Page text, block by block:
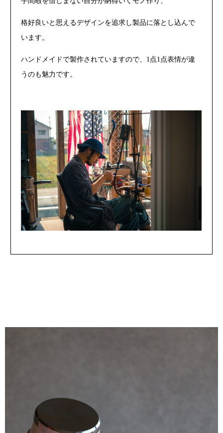
格好良いと思えるデザインを追求し製品に落とし込んで
います。
ハンドメイドで製作されていますので、1点1点表情が違
うのも魅力です。